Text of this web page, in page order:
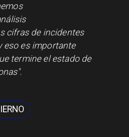
cifras de incidentes
eso es importante
termine el estado de